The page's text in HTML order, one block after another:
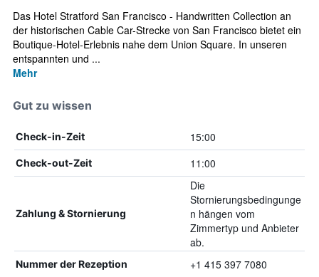
Das Hotel Stratford San Francisco - Handwritten Collection an
der historischen Cable Car-Strecke von San Francisco bietet ein
Boutique-Hotel-Erlebnis nahe dem Union Square. In unseren
entspannten und ...
Mehr
Gut zu wissen
Check-in-Zeit 15:00
Check-out-Zeit 11:00
Zahlung & Stornierung
Die
Stornierungsbedingunge
n hängen vom
Zimmertyp und Anbieter
ab.
Nummer der Rezeption +1 415 397 7080